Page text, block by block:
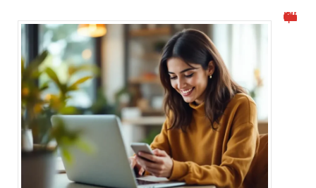
Comment activer la facebook connection automatique facilement